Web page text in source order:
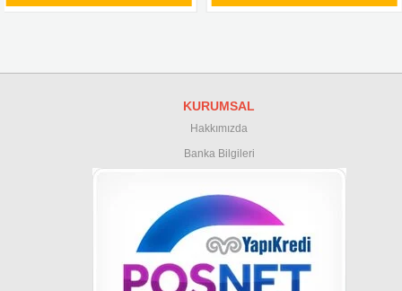
KURUMSAL
Hakkımızda
Banka Bilgileri